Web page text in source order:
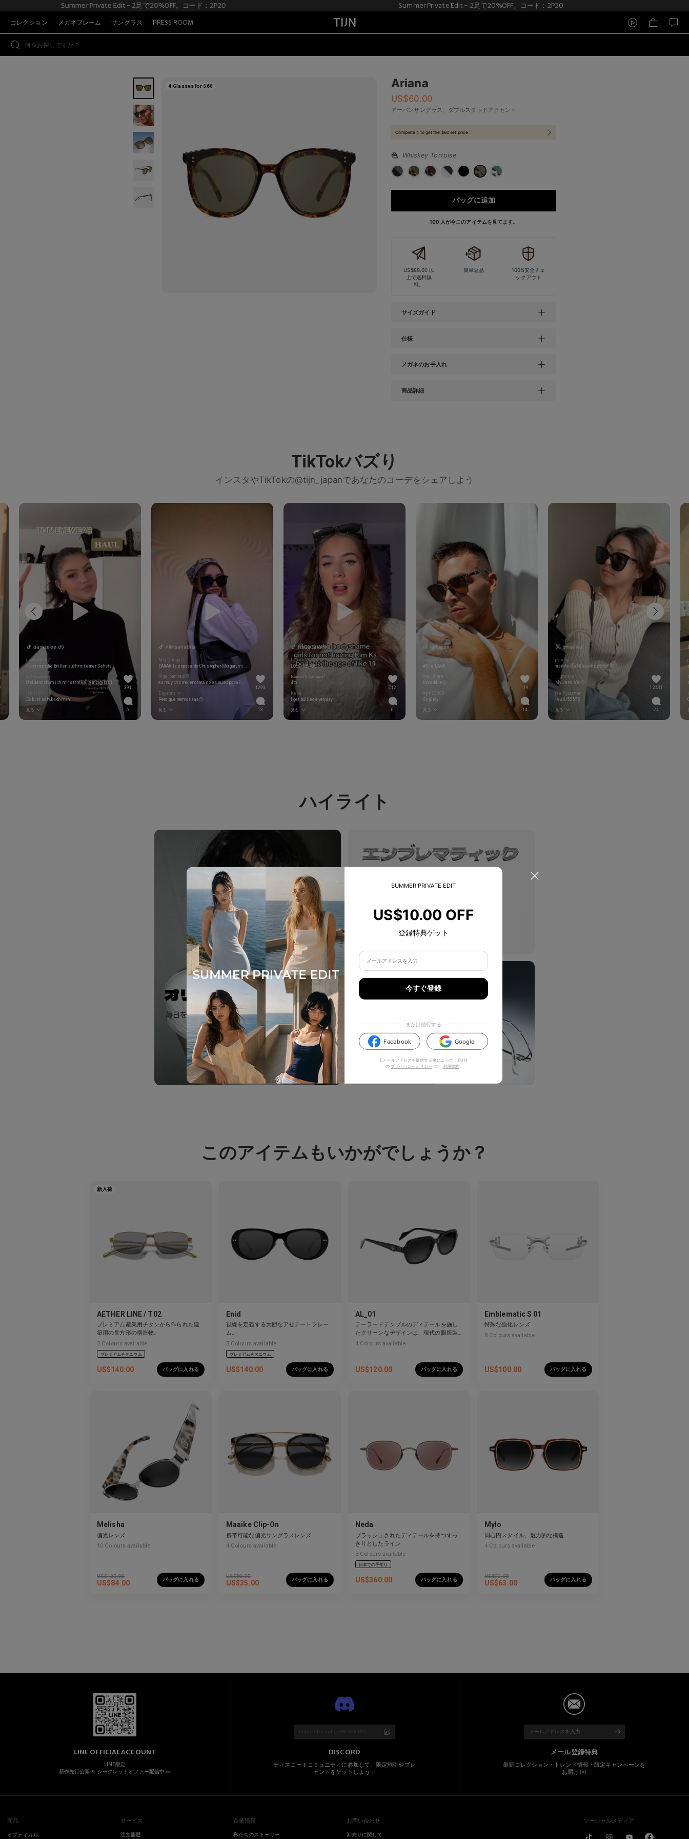
Summer Private Edit - 2足で20%OFF。コード：2P20 Summer Private Edit - 2足で20%OFF。コード：2P20
コレクション メガネフレーム サングラス PRESS ROOM
4 Glasses for $60 Ariana
US$60.00
アーバンサングラス、ダブルスタッドアクセント
Complete 4 to get the $60 set price
色 Whiskey Tortoise
バッグに追加
100 人が今このアイテムを見てます。
US$89.00 以
上で送料無
料。
簡単返品
100%安全チェ
ックアウト
サイズガイド
仕様
メガネのお手入れ
商品詳細
TikTokバズり
インスタやTikTokの@tijn_japanであなたのコーデをシェアしよう
gamzeee.d5
user888102
Kann man die Brillen auch mit einer Sehstärke kaufen ? 🥰
𝑙𝑜𝑟𝑒𝑛𝑎 𝑎𝑙𝑒𝑠𝑠𝑖𝑎
Und denn chum ich, mir staht kei einzigi brille hahahah
Du bist so hübsch man
見る
391
6
nikiisanabria
Mía Ortega♡
Olga_benitez09
es muy cris me encanta no es su esposa? @nikiisanabria
Dayanna 🌱⭐️
Pero que hermosaaa🥺
見る
1293
13
freya_grace2
Lauren V🥎
LOUD REPOST
𝐊𝐢𝐦𝐛𝐞𝐫𝐥𝐲 𝐋𝐰𝐚𝐧𝐠𝐚?
4th
Keira
I get bullied everyday
見る
712
6
janvanv
megardiumleviosa
#5 is LAVA
mal_diane
Incredible😍
mjm12000
So juicy!
見る
119
14
bmalliya
pv.xcvp
ขอพิกัดเสื้อได้ไหมคับบ🥺🥺🥺🥱
___pwsks
My Jennie's 🥺
jae_hyounmin
เจนนี่!55555
見る
12431
24
ハイライト
このアイテムもいかがでしょうか？
新入荷
AETHER LINE / T02
プレミアム産業用チタンから作られた建
築用の長方形の構造物。
2 Colours available
プレミアムチタニウム
US$140.00 バッグに入れる
Enid
視線を定義する大胆なアセテートフレー
ム。
5 Colours available
プレミアムチタニウム
US$140.00 バッグに入れる
AL_01
テーラードテンプルのディテールを施し
たクリーンなデザインは、現代の眼鏡製
作を再定義しています。
4 Colours available
US$120.00 バッグに入れる
Emblematic S 01
特殊な強化レンズ
8 Colours available
US$100.00 バッグに入れる
Melisha
偏光レンズ
10 Colours available
US$120.00
US$84.00 バッグに入れる
Maaike Clip-On
携帯可能な偏光サングラスレンズ
4 Colours available
US$50.00
US$35.00 バッグに入れる
Neda
ブラッシュされたディテールを持つすっ
きりとしたライン
3 Colours available
日本での手作り
US$360.00 バッグに入れる
Mylo
同心円スタイル、魅力的な構造
4 Colours available
US$90.00
US$63.00 バッグに入れる
LINE OFFICIAL ACCOUNT
LINE限定
新作先行公開 ＆ シークレットオファー配信中 👀
DISCORD
ディスコードコミュニティに参加して、限定割引やプレ
ゼントをゲットしよう！
メール登録特典
最新コレクション・トレンド情報・限定キャンペーンを
お届け ✉️
商品
オプティカル
サービス
注文履歴
企業情報
私たちのストーリー
お問い合わせ
卸売りに関して
ソーシャルメディア
SUMMER PRIVATE EDIT
US$10.00 OFF
登録特典ゲット
今すぐ登録
または続行する
Facebook Google
Eメールアドレスを提供する事によって、TIJN
の プライバシーポリシー にと 利用規約 .